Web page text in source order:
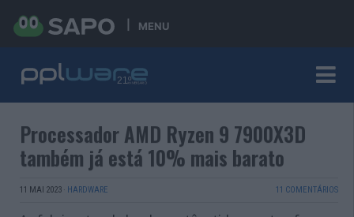
MENU
Processador AMD Ryzen 9 7900X3D
também já está 10% mais barato
11 MAI 2023 · HARDWARE 11 COMENTÁRIOS